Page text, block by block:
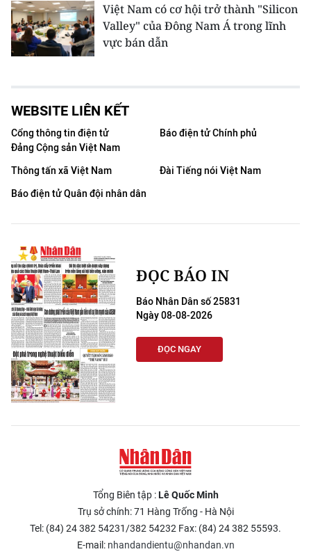
Việt Nam có cơ hội trở thành "Silicon
Valley" của Đông Nam Á trong lĩnh
vực bán dẫn
WEBSITE LIÊN KẾT
Cổng thông tin điện tử
Đảng Cộng sản Việt Nam
Báo điện tử Chính phủ
Thông tấn xã Việt Nam
Đài Tiếng nói Việt Nam
Báo điện tử Quân đội nhân dân
ĐỌC BÁO IN
Báo Nhân Dân số 25831
Ngày 08-08-2026
ĐỌC NGAY
Tổng Biên tập :Lê Quốc Minh
Trụ sở chính: 71 Hàng Trống - Hà Nội
Tel: (84) 24 382 54231/382 54232 Fax: (84) 24 382 55593.
E-mail: nhandandientu@nhandan.vn